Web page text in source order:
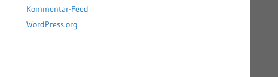
Kommentar-Feed
WordPress.org